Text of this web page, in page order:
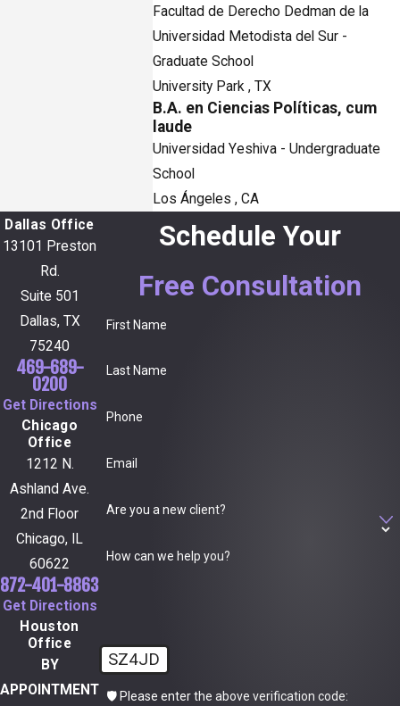
Facultad de Derecho Dedman de la
Universidad Metodista del Sur -
Graduate School
University Park , TX
B.A. en Ciencias Políticas, cum
laude
Universidad Yeshiva - Undergraduate
School
Los Ángeles , CA
Schedule Your
Free Consultation
First Name
Last Name
Phone
Email
Are you a new client?
How can we help you?
SZ4JD
🛡️ Please enter the above verification code:
Dallas Office
13101 Preston
Rd.
Suite 501
Dallas, TX
75240
469-689-
0200
Get Directions
Chicago
Office
1212 N.
Ashland Ave.
2nd Floor
Chicago, IL
60622
872-401-8863
Get Directions
Houston
Office
BY
APPOINTMENT